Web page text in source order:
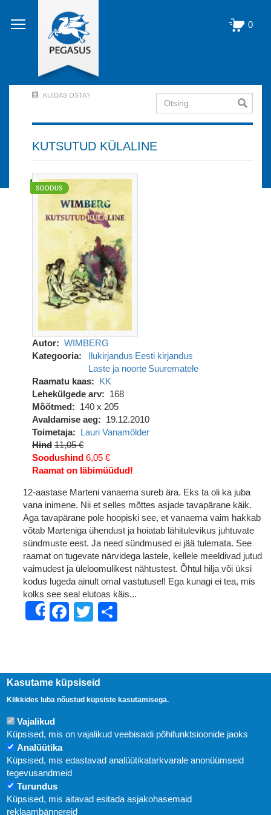
edasi
põhisisu
0
Account
Menu
out)
KUIDAS OSTA? Otsing
KUTSUTUD KÜLALINE
Autor
WIMBERG
Kategooria
Ilukirjandus Eesti kirjandus
Laste ja noorte Suurematele
Raamatu kaas
KK
Lehekülgede arv
168
Mõõtmed
140 x 205
Avaldamise aeg
19.12.2010
Toimetaja
Lauri Vanamölder
Hind 11,05 €
Soodushind 6,05 €
Raamat on läbimüüdud!
12-aastase Marteni vanaema sureb ära. Eks ta oli ka juba
vana inimene. Nii et selles mõttes asjade tavapärane käik.
Aga tavapärane pole hoopiski see, et vanaema vaim hakkab
võtab Marteniga ühendust ja hoiatab lähitulevikus juhtuvate
sündmuste eest. Ja need sündmused ei jää tulemata. See
raamat on tugevate närvidega lastele, kellele meeldivad jutud
vaimudest ja üleloomulikest nähtustest. Õhtul hilja või üksi
kodus lugeda ainult omal vastutusel! Ega kunagi ei tea, mis
kolks see seal elutoas käis...
ShareFacebook
Twitter
Uudised
KIRJASTUS PEGASUS OÜ © 2020
Kasutame küpsiseid
Klikkides luba nõustud küpsiste kasutamisega.
Vajalikud
Küpsised, mis on vajalikud veebisaidi põhifunktsioonide jaoks
Analüütika
Küpsised, mis edastavad analüütikatarkvarale anonüümseid
tegevusandmeid
Turundus
Küpsised, mis aitavad esitada asjakohasemaid
reklaambännereid